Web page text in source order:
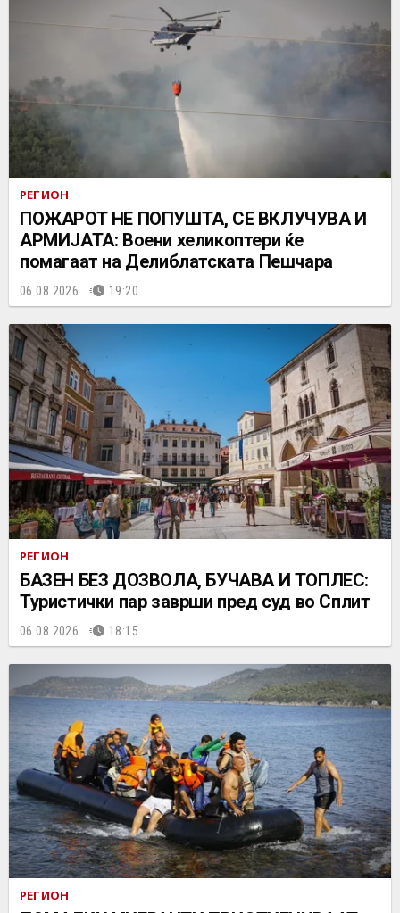
РЕГИОН
ПОЖАРОТ НЕ ПОПУШТА, СЕ ВКЛУЧУВА И
АРМИЈАТА: Воени хеликоптери ќе
помагаат на Делиблатската Пешчара
06.08.2026. 19:20
РЕГИОН
БАЗЕН БЕЗ ДОЗВОЛА, БУЧАВА И ТОПЛЕС:
Туристички пар заврши пред суд во Сплит
06.08.2026. 18:15
РЕГИОН